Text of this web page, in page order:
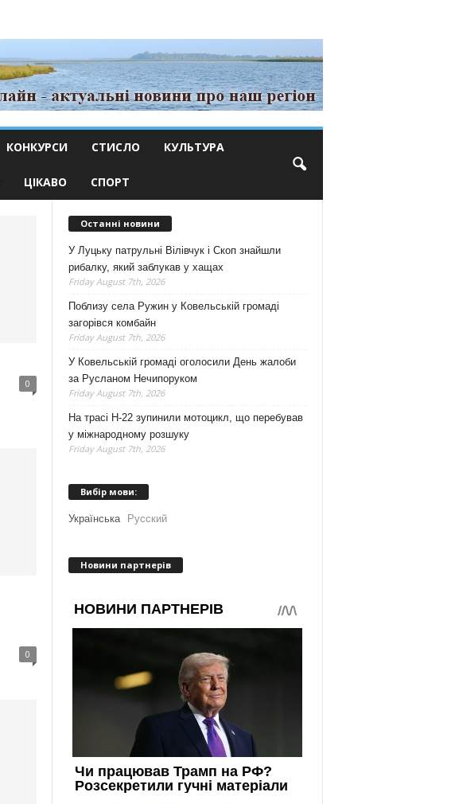
КОНКУРСИ СТИСЛО КУЛЬТУРА
ЦІКАВО СПОРТ
0
0
Останні новини
У Луцьку патрульні Вілівчук і Скоп знайшли
рибалку, який заблукав у хащах
Friday August 7th, 2026
Поблизу села Ружин у Ковельській громаді
загорівся комбайн
Friday August 7th, 2026
У Ковельській громаді оголосили День жалоби
за Русланом Нечипоруком
Friday August 7th, 2026
На трасі Н-22 зупинили мотоцикл, що перебував
у міжнародному розшуку
Friday August 7th, 2026
Вибір мови:
Українська Русский
Новини партнерів